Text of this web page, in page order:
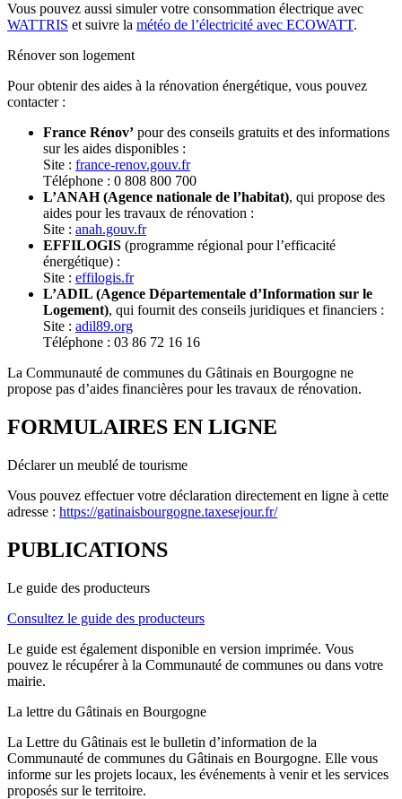
Vous pouvez aussi simuler votre consommation électrique avec
WATTRIS et suivre la météo de l’électricité avec ECOWATT.
Rénover son logement
Pour obtenir des aides à la rénovation énergétique, vous pouvez
contacter :
France Rénov’ pour des conseils gratuits et des informations
sur les aides disponibles :
Site : france-renov.gouv.fr
Téléphone : 0 808 800 700
L’ANAH (Agence nationale de l’habitat), qui propose des
aides pour les travaux de rénovation :
Site : anah.gouv.fr
EFFILOGIS (programme régional pour l’efficacité
énergétique) :
Site : effilogis.fr
L’ADIL (Agence Départementale d’Information sur le
Logement), qui fournit des conseils juridiques et financiers :
Site : adil89.org
Téléphone : 03 86 72 16 16
La Communauté de communes du Gâtinais en Bourgogne ne
propose pas d’aides financières pour les travaux de rénovation.
FORMULAIRES EN LIGNE
Déclarer un meublé de tourisme
Vous pouvez effectuer votre déclaration directement en ligne à cette
adresse : https://gatinaisbourgogne.taxesejour.fr/
PUBLICATIONS
Le guide des producteurs
Consultez le guide des producteurs
Le guide est également disponible en version imprimée. Vous
pouvez le récupérer à la Communauté de communes ou dans votre
mairie.
La lettre du Gâtinais en Bourgogne
La Lettre du Gâtinais est le bulletin d’information de la
Communauté de communes du Gâtinais en Bourgogne. Elle vous
informe sur les projets locaux, les événements à venir et les services
proposés sur le territoire.